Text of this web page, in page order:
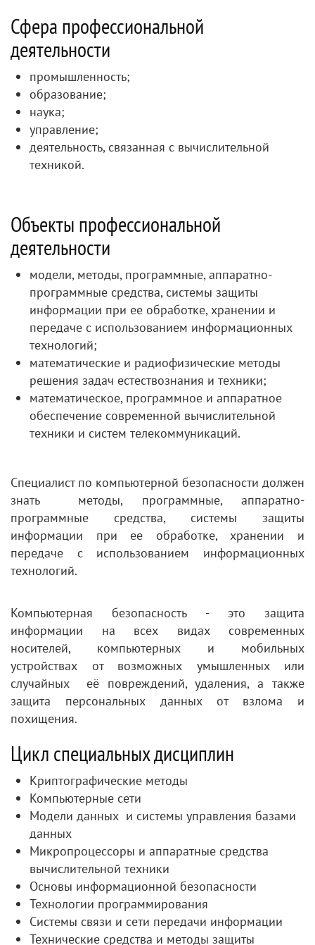
Сфера профессиональной
деятельности
промышленность;
образование;
наука;
управление;
деятельность, связанная с вычислительной
техникой.
Объекты профессиональной
деятельности
модели, методы, программные, аппаратно-
программные средства, системы защиты
информации при ее обработке, хранении и
передаче с использованием информационных
технологий;
математические и радиофизические методы
решения задач естествознания и техники;
математическое, программное и аппаратное
обеспечение современной вычислительной
техники и систем телекоммуникаций.
Специалист по компьютерной безопасности должен
знать методы, программные, аппаратно-
программные средства, системы защиты
информации при ее обработке, хранении и
передаче с использованием информационных
технологий.
Компьютерная безопасность - это защита
информации на всех видах современных
носителей, компьютерных и мобильных
устройствах от возможных умышленных или
случайных её повреждений, удаления, а также
защита персональных данных от взлома и
похищения.
Цикл специальных дисциплин
Криптографические методы
Компьютерные сети
Модели данных и системы управления базами
данных
Микропроцессоры и аппаратные средства
вычислительной техники
Основы информационной безопасности
Технологии программирования
Системы связи и сети передачи информации
Технические средства и методы защиты